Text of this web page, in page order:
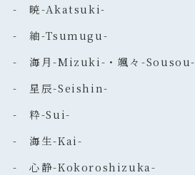
- 暁-Akatsuki-
- 紬-Tsumugu-
- 海月-Mizuki-・颯々-Sousou-
- 星辰-Seishin-
- 粋-Sui-
- 海生-Kai-
- 心静-Kokoroshizuka-